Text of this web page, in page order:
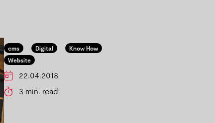
cms Digital
Know How
Website
22.04.2018
3 min. read